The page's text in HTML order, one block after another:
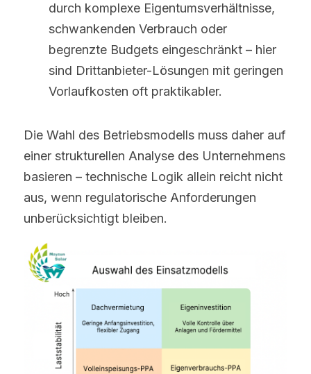
durch komplexe Eigentumsverhältnisse,
schwankenden Verbrauch oder
begrenzte Budgets eingeschränkt – hier
sind Drittanbieter-Lösungen mit geringen
Vorlaufkosten oft praktikabler.
Die Wahl des Betriebsmodells muss daher auf
einer strukturellen Analyse des Unternehmens
basieren – technische Logik allein reicht nicht
aus, wenn regulatorische Anforderungen
unberücksichtigt bleiben.